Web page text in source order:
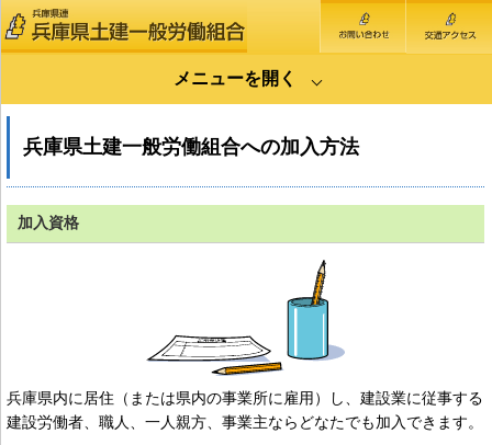
メニューを開く
家づくりサポート
ひょうご住まいるナビ
組合概要（兵庫土建について）
組合業務のご案内
支部一覧
兵庫土建への加入方法
組合員のみなさま
兵庫県土建一般労働組合への加入方法
加入資格
兵庫県内に居住（または県内の事業所に雇用）し、建設業に従事する
建設労働者、職人、一人親方、事業主ならどなたでも加入できます。